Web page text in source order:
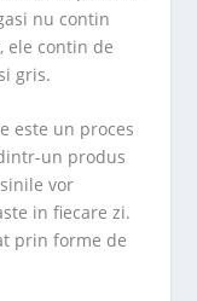
nu contin
ele contin de
gris.
este un proces
un produs
vor
in fiecare zi.
prin forme de